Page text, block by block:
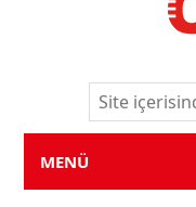
MENÜ